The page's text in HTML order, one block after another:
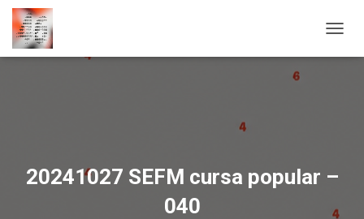
20241027 SEFM cursa popular –
040